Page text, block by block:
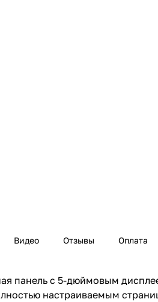
Видео Отзывы Оплата
панель с 5-дюймовым
настраиваемым